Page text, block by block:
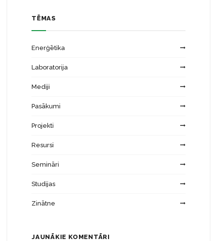
TĒMAS
Enerģētika
Laboratorija
Mediji
Pasākumi
Projekti
Resursi
Semināri
Studijas
Zinātne
JAUNĀKIE KOMENTĀRI